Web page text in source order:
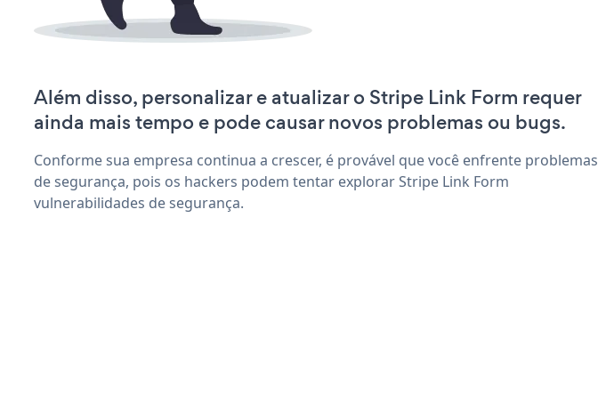
Além disso, personalizar e atualizar o Stripe Link Form requer
ainda mais tempo e pode causar novos problemas ou bugs.
Conforme sua empresa continua a crescer, é provável que você enfrente problemas
de segurança, pois os hackers podem tentar explorar Stripe Link Form
vulnerabilidades de segurança.